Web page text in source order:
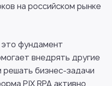
на российском рынке
это фундамент
внедрять другие
решать бизнес-задачи
PIX RPA активно